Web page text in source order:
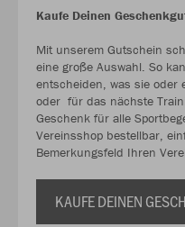
Kaufe Deinen
Mit unserem Gutschein
eine große Auswahl. So
entscheiden, was sie oder
oder für das nächste
Geschenk für alle
Vereinsshop bestellbar,
Bemerkungsfeld Ihren
KAUFE DEINEN